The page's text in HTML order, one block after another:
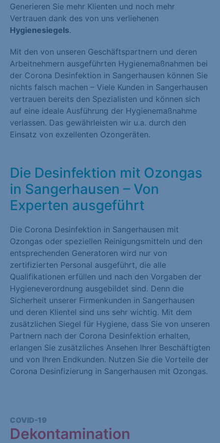
Generieren Sie mehr Klienten und noch mehr
Vertrauen dank des von uns verliehenen
Hygienesiegels.
Mit den von unseren Geschäftspartnern und deren
Arbeitnehmern ausgeführten Hygienemaßnahmen bei
der Corona Desinfektion in Sangerhausen können Sie
nichts falsch machen – Viele Kunden in Sangerhausen
vertrauen bereits den Spezialisten und können sich
auf eine ideale Ausführung der Hygienemaßnahme
verlassen. Das gewährleisten wir u.a. durch den
Einsatz von exzellenten Ozongeräten.
Die Desinfektion mit Ozongas
in Sangerhausen – Von
Experten ausgeführt
Die Corona Desinfektion in Sangerhausen mit
Ozongas oder speziellen Reinigungsmitteln und den
entsprechenden Generatoren wird nur von
zertifizierten Personal ausgeführt, die alle
Qualifikationen erfüllen und nach den Vorgaben der
Hygieneverordnung ausgebildet sind. Denn die
Sicherheit unserer Firmenkunden in Sangerhausen
und deren Klientel sind uns sehr wichtig. Mit dem
zusätzlichen Siegel für Hygiene, dass Sie von unseren
Partnern nach der Corona Desinfektion erhalten,
erlangen Sie zusätzliches Ansehen Ihrer Beschäftigten
und von Ihren Endkunden. Nutzen Sie die Vorteile der
Corona Desinfizierung in Sangerhausen mit Ozongas.
COVID-19
Dekontamination